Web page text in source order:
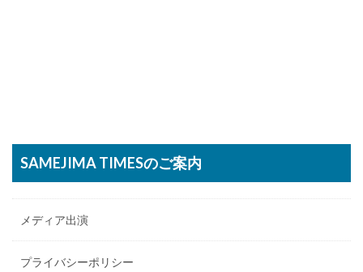
SAMEJIMA TIMESのご案内
メディア出演
プライバシーポリシー